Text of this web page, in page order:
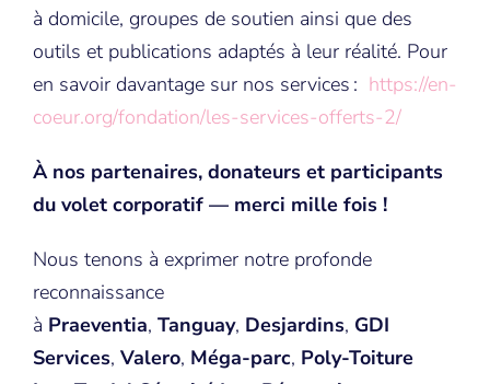
à domicile, groupes de soutien ainsi que des
outils et publications adaptés à leur réalité. Pour
en savoir davantage sur nos services : https://en-
coeur.org/fondation/les-services-offerts-2/
À nos partenaires, donateurs et participants
du volet corporatif — merci mille fois !
Nous tenons à exprimer notre profonde
reconnaissance
à Praeventia, Tanguay, Desjardins, GDI
Services, Valero, Méga-parc, Poly-Toiture